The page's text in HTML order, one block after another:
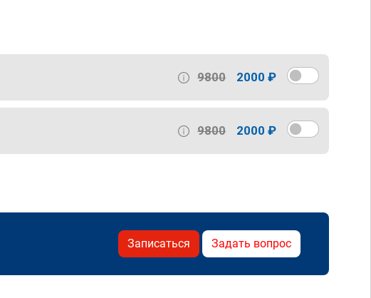
9800 2000 ₽
9800 2000 ₽
Записаться Задать вопрос